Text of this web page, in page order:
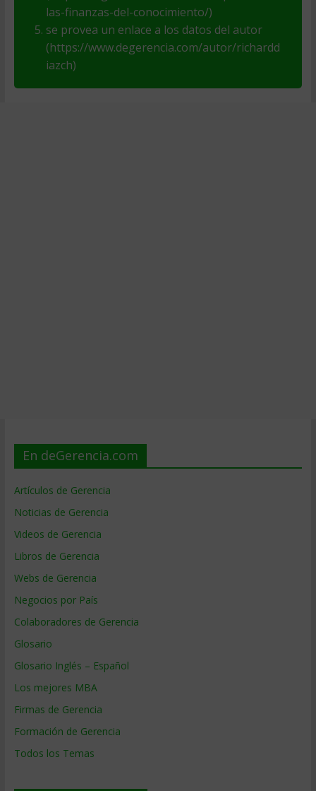
las-finanzas-del-conocimiento/)
se provea un enlace a los datos del autor
(https://www.degerencia.com/autor/richardd
iazch)
En deGerencia.com
Artículos de Gerencia
Noticias de Gerencia
Videos de Gerencia
Libros de Gerencia
Webs de Gerencia
Negocios por País
Colaboradores de Gerencia
Glosario
Glosario Inglés – Español
Los mejores MBA
Firmas de Gerencia
Formación de Gerencia
Todos los Temas